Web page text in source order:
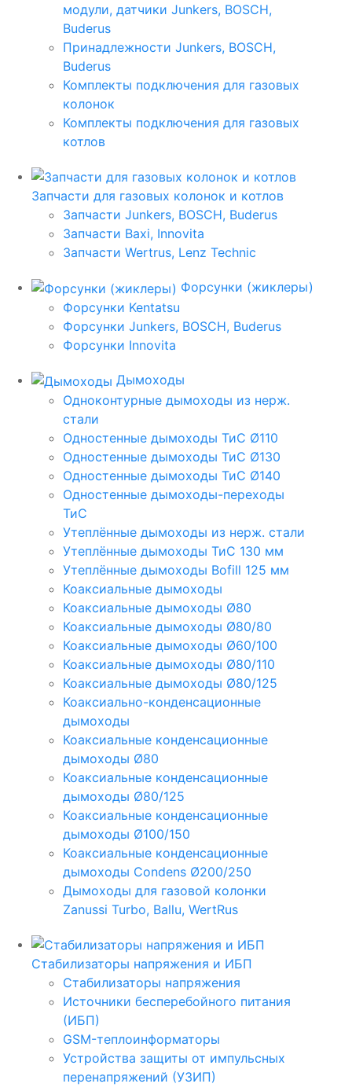
модули, датчики Junkers, BOSCH,
Buderus
Принадлежности Junkers, BOSCH,
Buderus
Комплекты подключения для газовых
колонок
Комплекты подключения для газовых
котлов
Запчасти для газовых колонок и котлов
Запчасти Junkers, BOSCH, Buderus
Запчасти Baxi, Innovita
Запчасти Wertrus, Lenz Technic
Форсунки (жиклеры)
Форсунки Kentatsu
Форсунки Junkers, BOSCH, Buderus
Форсунки Innovita
Дымоходы
Одноконтурные дымоходы из нерж.
стали
Одностенные дымоходы ТиС Ø110
Одностенные дымоходы ТиС Ø130
Одностенные дымоходы ТиС Ø140
Одностенные дымоходы-переходы
ТиС
Утеплённые дымоходы из нерж. стали
Утеплённые дымоходы ТиС 130 мм
Утеплённые дымоходы Bofill 125 мм
Коаксиальные дымоходы
Коаксиальные дымоходы Ø80
Коаксиальные дымоходы Ø80/80
Коаксиальные дымоходы Ø60/100
Коаксиальные дымоходы Ø80/110
Коаксиальные дымоходы Ø80/125
Коаксиально-конденсационные
дымоходы
Коаксиальные конденсационные
дымоходы Ø80
Коаксиальные конденсационные
дымоходы Ø80/125
Коаксиальные конденсационные
дымоходы Ø100/150
Коаксиальные конденсационные
дымоходы Condens Ø200/250
Дымоходы для газовой колонки
Zanussi Turbo, Ballu, WertRus
Стабилизаторы напряжения и ИБП
Стабилизаторы напряжения
Источники бесперебойного питания
(ИБП)
GSM-теплоинформаторы
Устройства защиты от импульсных
перенапряжений (УЗИП)